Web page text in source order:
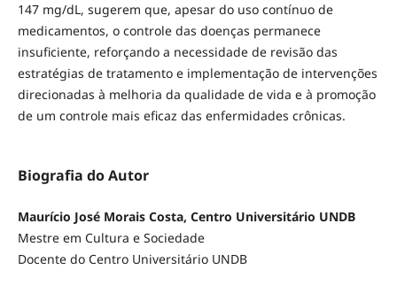
147 mg/dL, sugerem que, apesar do uso contínuo de
medicamentos, o controle das doenças permanece
insuficiente, reforçando a necessidade de revisão das
estratégias de tratamento e implementação de intervenções
direcionadas à melhoria da qualidade de vida e à promoção
de um controle mais eficaz das enfermidades crônicas.
Biografia do Autor
Maurício José Morais Costa, Centro Universitário UNDB
Mestre em Cultura e Sociedade
Docente do Centro Universitário UNDB